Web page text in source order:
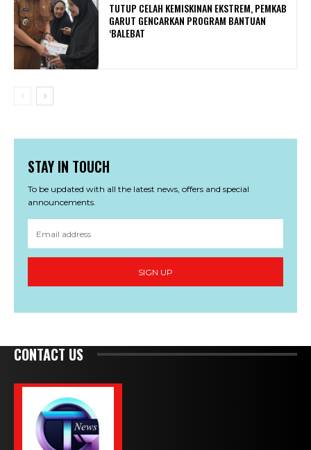
TUTUP CELAH KEMISKINAN EKSTREM, PEMKAB
GARUT GENCARKAN PROGRAM BANTUAN
‘BALEBAT
STAY IN TOUCH
To be updated with all the latest news, offers and special
announcements.
SIGN UP
CONTACT US